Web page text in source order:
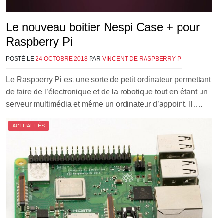
Le nouveau boitier Nespi Case + pour
Raspberry Pi
POSTÉ LE 24 OCTOBRE 2018 PAR VINCENT DE RASPBERRY PI
Le Raspberry Pi est une sorte de petit ordinateur permettant
de faire de l’électronique et de la robotique tout en étant un
serveur multimédia et même un ordinateur d’appoint. Il….
ACTUALITÉS